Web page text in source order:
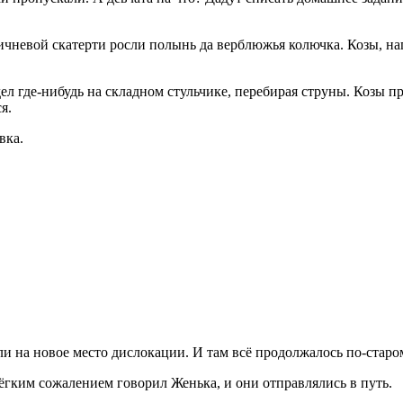
скатерти росли полынь да верблюжья колючка. Козы,
где-нибудь на складном стульчике, перебирая струны. Козы
новое место дислокации. И там всё продолжалось по-
сожалением говорил Женька, и они отправлялись в путь.